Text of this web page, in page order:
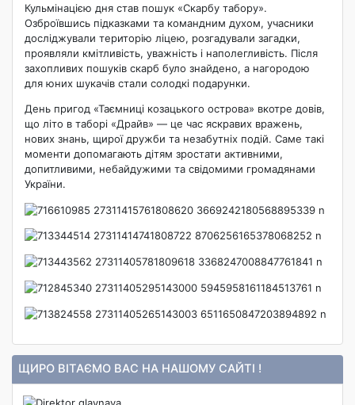
ЩИРО ВІТАЄМО ВАС НА НАШОМУ САЙТІ !
Кульмінацією дня став пошук «Скарбу табору».
Озброївшись підказками та командним духом, учасники
досліджували територію ліцею, розгадували загадки,
проявляли кмітливість, уважність і наполегливість. Після
захопливих пошуків скарб було знайдено, а нагородою
для юних шукачів стали солодкі подарунки.
День пригод «Таємниці козацького острова» вкотре довів,
що літо в таборі «Драйв» — це час яскравих вражень,
нових знань, щирої дружби та незабутніх подій. Саме такі
моменти допомагають дітям зростати активними,
допитливими, небайдужими та свідомими громадянами
України.